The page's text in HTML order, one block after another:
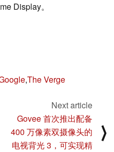
Display。
,The Verge
Next article
Govee 首次推出配备
400 万像素双摄像头的
电视背光 3，可实现精
⟩